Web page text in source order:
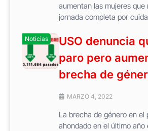
aumentan las mujeres que
jornada completa por
Noticias
USO denuncia
paro pero
brecha de
MARZO 4, 2022
La brecha de género en el
ahondado en el último año